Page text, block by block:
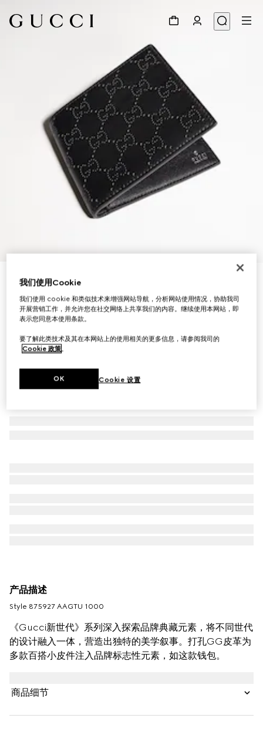
'Aria'系列双折钱包
€ 510
相关款式黑色GG皮革
产品描述
Style ‎875927 AAGTU 1000
《Gucci新世代》系列深入探索品牌典藏元素，将不同世代
的设计融入一体，营造出独特的美学叙事。打孔GG皮革为
多款百搭小皮件注入品牌标志性元素，如这款钱包。
商品细节
我们使用Cookie
我们使用 cookie 和类似技术来增强网站导航，分析网站使用情况，协助我司
开展营销工作，并允许您在社交网络上共享我们的内容。继续使用本网站，即
表示您同意本使用条款。
要了解此类技术及其在本网站上的使用相关的更多信息，请参阅我司的
Cookie 政策。
Cookie 设置
OK